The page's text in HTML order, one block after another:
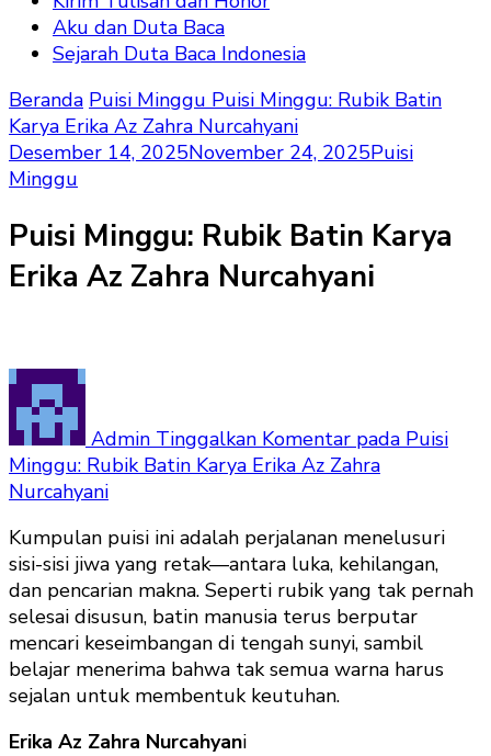
Aku dan Duta Baca
Sejarah Duta Baca Indonesia
Beranda Puisi Minggu Puisi Minggu: Rubik Batin
Karya Erika Az Zahra Nurcahyani
Desember 14, 2025November 24, 2025Puisi
Minggu
Puisi Minggu: Rubik Batin Karya
Erika Az Zahra Nurcahyani
Admin Tinggalkan Komentar pada Puisi
Minggu: Rubik Batin Karya Erika Az Zahra
Nurcahyani
Kumpulan puisi ini adalah perjalanan menelusuri
sisi-sisi jiwa yang retak—antara luka, kehilangan,
dan pencarian makna. Seperti rubik yang tak pernah
selesai disusun, batin manusia terus berputar
mencari keseimbangan di tengah sunyi, sambil
belajar menerima bahwa tak semua warna harus
sejalan untuk membentuk keutuhan.
Erika Az Zahra Nurcahyani